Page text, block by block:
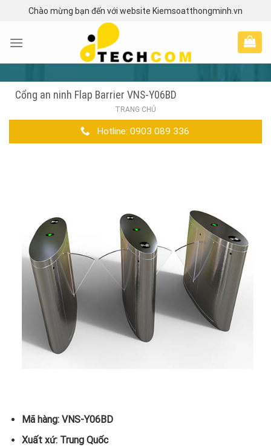
content
Chào mừng bạn đến với website Kiemsoatthongminh.vn
Cổng an ninh Flap Barrier VNS-Y06BD
TRANG CHỦ
Hotline: 0903 089 336
Mã hàng: VNS-Y06BD
Xuất xứ: Trung Quốc